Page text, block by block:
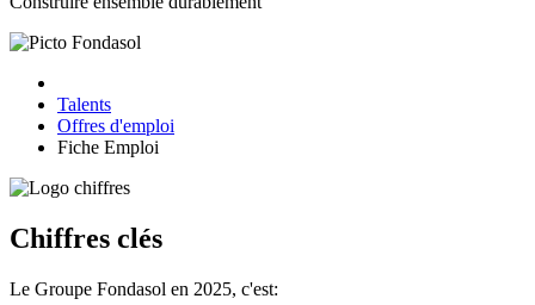
Talents
Offres d'emploi
Fiche Emploi
Chiffres clés
Le Groupe Fondasol en 2025, c'est: